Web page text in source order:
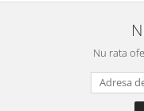
Nu rata